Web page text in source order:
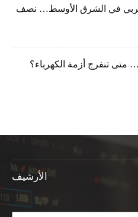
عربي في الشرق الأوسط… نصف
متى تنفرج أزمة الكهرباء؟
الأرشيف